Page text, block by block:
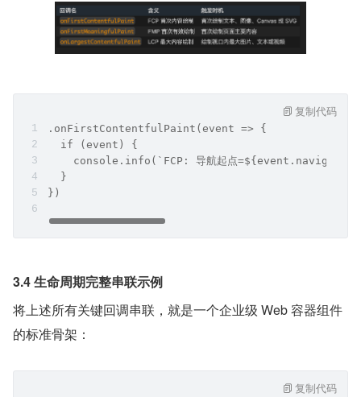
.onFirstContentfulPaint(event => {
  if (event) {
console.info(`FCP: 导航起点
  }
})
复制代码
3.4 生命周期完整串联示例
将上述所有关键回调串联，就是一个企业级 Web 容器组件
的标准骨架：
复制代码